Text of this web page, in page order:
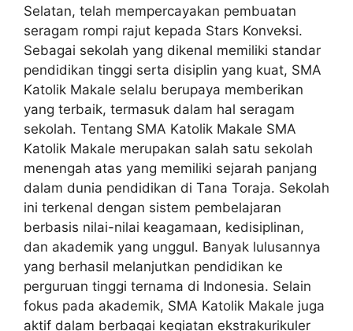
Selatan, telah mempercayakan pembuatan
seragam rompi rajut kepada Stars Konveksi.
Sebagai sekolah yang dikenal memiliki standar
pendidikan tinggi serta disiplin yang kuat, SMA
Katolik Makale selalu berupaya memberikan
yang terbaik, termasuk dalam hal seragam
sekolah. Tentang SMA Katolik Makale SMA
Katolik Makale merupakan salah satu sekolah
menengah atas yang memiliki sejarah panjang
dalam dunia pendidikan di Tana Toraja. Sekolah
ini terkenal dengan sistem pembelajaran
berbasis nilai-nilai keagamaan, kedisiplinan,
dan akademik yang unggul. Banyak lulusannya
yang berhasil melanjutkan pendidikan ke
perguruan tinggi ternama di Indonesia. Selain
fokus pada akademik, SMA Katolik Makale juga
aktif dalam berbagai kegiatan ekstrakurikuler